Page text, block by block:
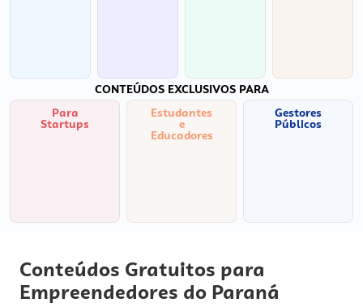
CONTEÚDOS EXCLUSIVOS PARA
Para
Startups
Estudantes
e
Educadores
Gestores
Públicos
Conteúdos Gratuitos para
Empreendedores do Paraná